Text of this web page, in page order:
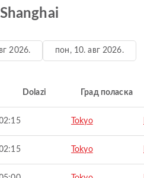
2026. пон, 10. авг 2026.
Dolazi Град поласка
Tokyo
Tokyo